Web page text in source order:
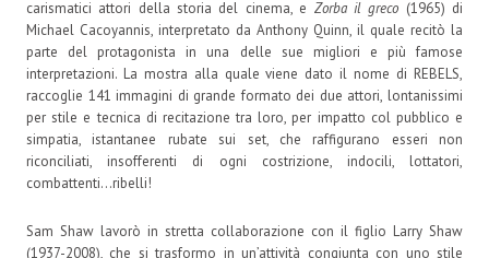
carismatici attori della storia del cinema, e Zorba il greco (1965) di
Michael Cacoyannis, interpretato da Anthony Quinn, il quale recitò la
parte del protagonista in una delle sue migliori e più famose
interpretazioni. La mostra alla quale viene dato il nome di REBELS,
raccoglie 141 immagini di grande formato dei due attori, lontanissimi
per stile e tecnica di recitazione tra loro, per impatto col pubblico e
simpatia, istantanee rubate sui set, che raffigurano esseri non
riconciliati, insofferenti di ogni costrizione, indocili, lottatori,
combattenti…ribelli!
Sam Shaw lavorò in stretta collaborazione con il figlio Larry Shaw
(1937-2008), che si trasformo in un’attività congiunta con uno stile